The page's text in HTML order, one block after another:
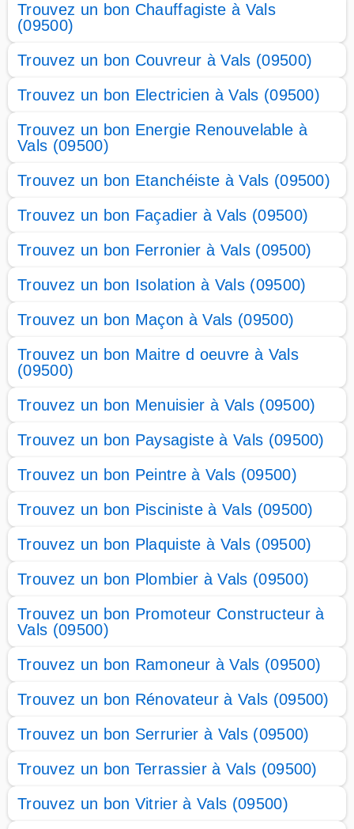
Trouvez un bon Chauffagiste à Vals
(09500)
Trouvez un bon Couvreur à Vals (09500)
Trouvez un bon Electricien à Vals (09500)
Trouvez un bon Energie Renouvelable à
Vals (09500)
Trouvez un bon Etanchéiste à Vals (09500)
Trouvez un bon Façadier à Vals (09500)
Trouvez un bon Ferronier à Vals (09500)
Trouvez un bon Isolation à Vals (09500)
Trouvez un bon Maçon à Vals (09500)
Trouvez un bon Maitre d oeuvre à Vals
(09500)
Trouvez un bon Menuisier à Vals (09500)
Trouvez un bon Paysagiste à Vals (09500)
Trouvez un bon Peintre à Vals (09500)
Trouvez un bon Pisciniste à Vals (09500)
Trouvez un bon Plaquiste à Vals (09500)
Trouvez un bon Plombier à Vals (09500)
Trouvez un bon Promoteur Constructeur à
Vals (09500)
Trouvez un bon Ramoneur à Vals (09500)
Trouvez un bon Rénovateur à Vals (09500)
Trouvez un bon Serrurier à Vals (09500)
Trouvez un bon Terrassier à Vals (09500)
Trouvez un bon Vitrier à Vals (09500)